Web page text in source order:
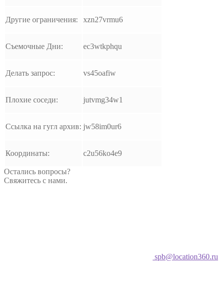
Другие ограничения: xzn27vrmu6
Съемочные Дни: ec3wtkphqu
Делать запрос: vs45oafiw
Плохие соседи: jutvmg34w1
Ссылка на гугл архив: jw58im0ur6
Координаты: c2u56ko4e9
Остались вопросы?
Свяжитесь с нами.
spb@location360.ru